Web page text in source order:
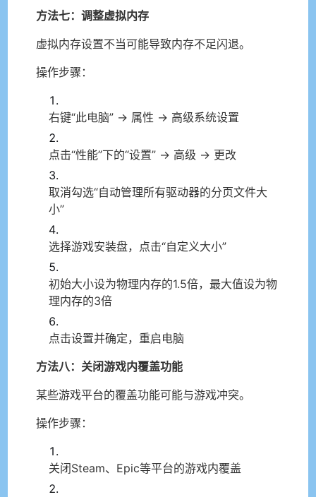
方法七：调整虚拟内存
虚拟内存设置不当可能导致内存不足闪退。
操作步骤：
右键“此电脑” → 属性 → 高级系统设置
点击“性能”下的“设置” → 高级 → 更改
取消勾选“自动管理所有驱动器的分页文件大
小”
选择游戏安装盘，点击“自定义大小”
初始大小设为物理内存的1.5倍，最大值设为物
理内存的3倍
点击设置并确定，重启电脑
方法八：关闭游戏内覆盖功能
某些游戏平台的覆盖功能可能与游戏冲突。
操作步骤：
关闭Steam、Epic等平台的游戏内覆盖